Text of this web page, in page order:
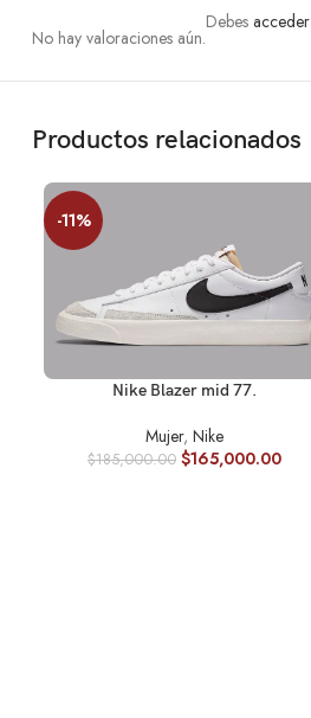
No hay valoraciones aún.
Debes acceder
Productos relacionados
-11%
SELECCIONAR OPCIONES
Nike Blazer mid 77.
Mujer, Nike
$185,000.00 $165,000.00